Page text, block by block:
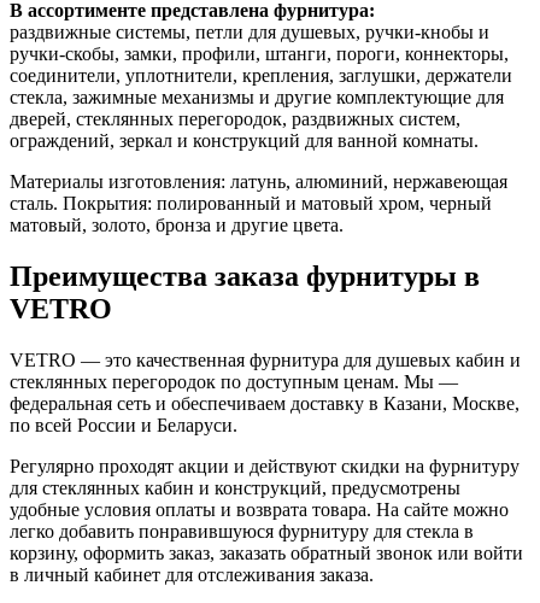
В ассортименте представлена фурнитура:
раздвижные системы, петли для душевых, ручки-кнобы и
ручки-скобы, замки, профили, штанги, пороги, коннекторы,
соединители, уплотнители, крепления, заглушки, держатели
стекла, зажимные механизмы и другие комплектующие для
дверей, стеклянных перегородок, раздвижных систем,
ограждений, зеркал и конструкций для ванной комнаты.
Материалы изготовления: латунь, алюминий, нержавеющая
сталь. Покрытия: полированный и матовый хром, черный
матовый, золото, бронза и другие цвета.
Преимущества заказа фурнитуры в
VETRO
VETRO — это качественная фурнитура для душевых кабин и
стеклянных перегородок по доступным ценам. Мы —
федеральная сеть и обеспечиваем доставку в Казани, Москве,
по всей России и Беларуси.
Регулярно проходят акции и действуют скидки на фурнитуру
для стеклянных кабин и конструкций, предусмотрены
удобные условия оплаты и возврата товара. На сайте можно
легко добавить понравившуюся фурнитуру для стекла в
корзину, оформить заказ, заказать обратный звонок или войти
в личный кабинет для отслеживания заказа.